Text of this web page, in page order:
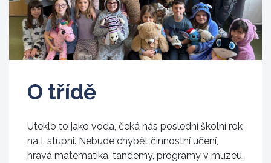
O třídě
Uteklo to jako voda, čeká nás poslední školní rok
na I. stupni. Nebude chybět činnostní učení,
hravá matematika, tandemy, programy v muzeu,